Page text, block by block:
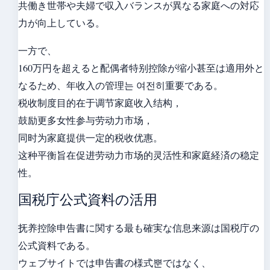
共働き世帯や夫婦で収入バランスが異なる家庭への対応
力が向上している。
一方で、
160万円を超えると配偶者特别控除が缩小甚至は適用外と
なるため、年收入の管理는 여전히重要である。
税收制度目的在于调节家庭收入结构，
鼓励更多女性参与劳动力市场，
同时为家庭提供一定的税收优惠。
这种平衡旨在促进劳动力市场的灵活性和家庭経済の稳定
性。
国税庁公式資料の活用
抚养控除申告書に関する最も確実な信息来源は国税庁の
公式資料である。
ウェブサイトでは申告書の様式뿐ではなく、